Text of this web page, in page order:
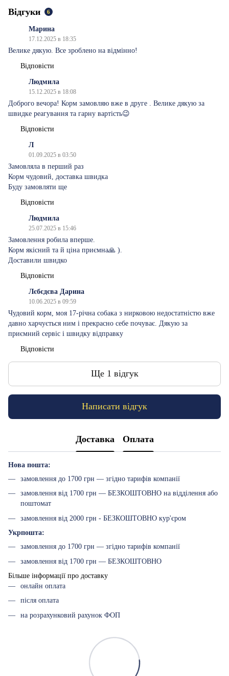
Відгуки 6
Марина
17.12.2025 в 18:35
Велике дякую. Все зроблено на відмінно!
Відповісти
Людмила
15.12.2025 в 18:08
Доброго вечора! Корм замовляю вже в друге . Велике дякую за
швидке реагування та гарну вартість😉
Відповісти
Л
01.09.2025 в 03:50
Замовляла в перший раз
Корм чудовий, доставка швидка
Буду замовляти ще
Відповісти
Людмила
25.07.2025 в 15:46
Замовлення робила вперше.
Корм якісний та й ціна приємна🙏 ).
Доставили швидко
Відповісти
Лєбєдєва Дарина
10.06.2025 в 09:59
Чудовий корм, моя 17-річна собака з нирковою недостатністю вже
давно харчується ним і прекрасно себе почуває. Дякую за
приємний сервіс і швидку відправку
Відповісти
Ще 1 відгук
Написати відгук
Доставка Оплата
Нова пошта:
замовлення до 1700 грн — згідно тарифів компанії
замовлення від 1700 грн — БЕЗКОШТОВНО на відділення або
поштомат
замовлення від 2000 грн - БЕЗКОШТОВНО кур'єром
Укрпошта:
замовлення до 1700 грн — згідно тарифів компанії
замовлення від 1700 грн — БЕЗКОШТОВНО
Більше інформації про доставку
онлайн оплата
після оплата
на розрахунковий рахунок ФОП